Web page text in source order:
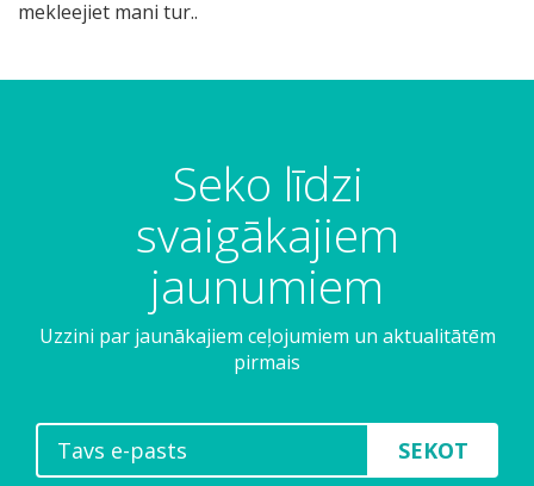
mekleejiet mani tur..
Seko līdzi
svaigākajiem
jaunumiem
Uzzini par jaunākajiem ceļojumiem un aktualitātēm
pirmais
SEKOT